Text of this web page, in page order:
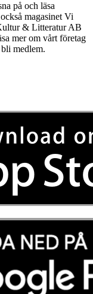
på och läsa
magasinet Vi
& Litteratur AB
mer om vårt företag
medlem.